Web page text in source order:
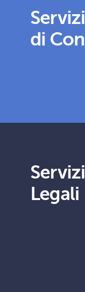
Servizi
di
Servizi
Legali